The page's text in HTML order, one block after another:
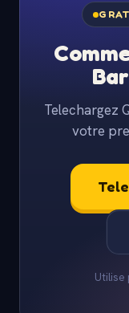
Telechargez
votre
Utilise